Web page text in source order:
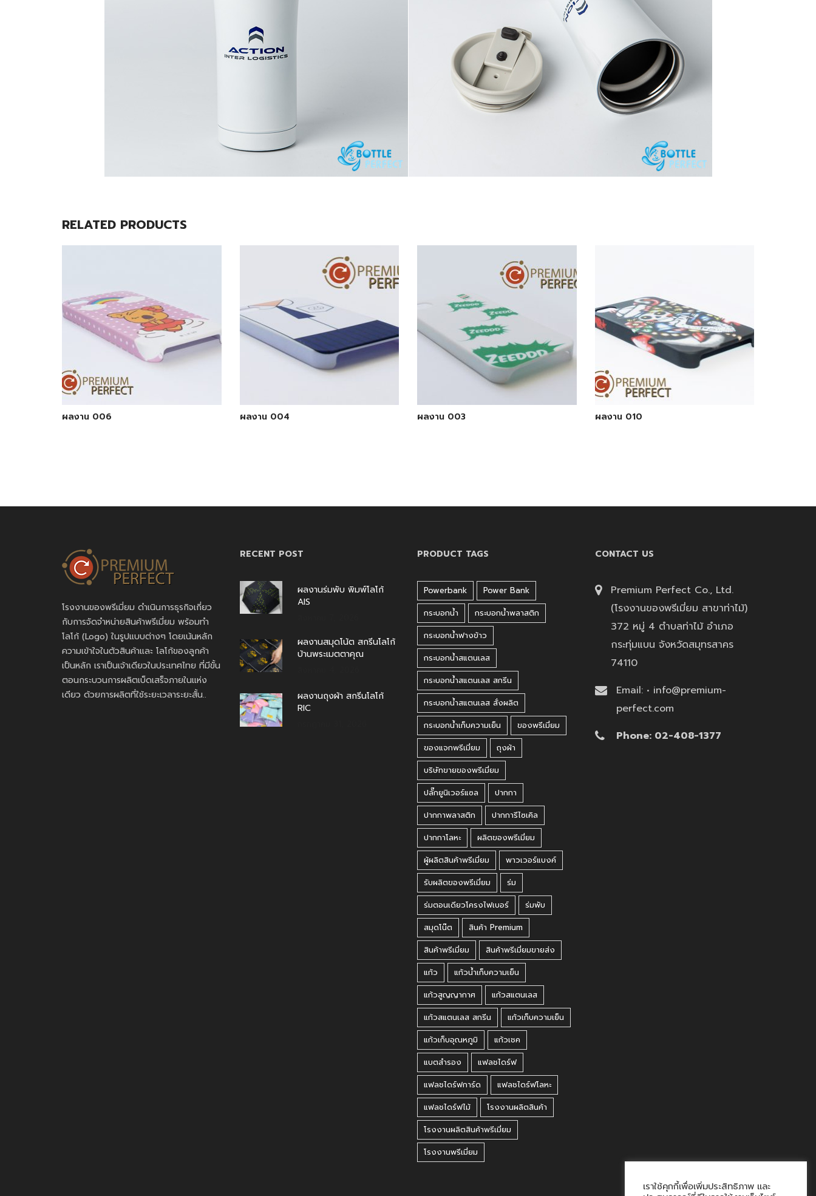
RELATED PRODUCTS
ผลงาน 006 ผลงาน 004 ผลงาน 003 ผลงาน 010
โรงงานของพรีเมี่ยม ดำเนินการธุรกิจเกี่ยว
กับการจัดจำหน่ายสินค้าพรีเมี่ยม พร้อมทำ
โลโก้ (Logo) ในรูปแบบต่างๆ โดยเน้นหลัก
ความเข้าใจในตัวสินค้าและ โลโก้ของลูกค้า
เป็นหลัก เราเป็นเจ้าเดียวในประเทศไทย ที่มีขั้น
ตอนกระบวนการผลิตเบ็ดเสร็จภายในแห่ง
เดียว ด้วยการผลิตที่ใช้ระยะเวลาระยะสั้น..
RECENT POST
ผลงานร่มพับ พิมพ์โลโก้
AIS
ผลงานสมุดโน้ต สกรีนโลโก้
บ้านพระเมตตาคุณ
ผลงานถุงผ้า สกรีนโลโก้
RIC
PRODUCT TAGS
Powerbank
Power Bank
กระบอกน้ำ
กระบอกน้ำพลาสติก
กระบอกน้ำฟางข้าว
กระบอกน้ำสแตนเลส
กระบอกน้ำสแตนเลส สกรีน
กระบอกน้ำสแตนเลส สั่งผลิต
กระบอกน้ำเก็บความเย็น
ของพรีเมี่ยม
ของแจกพรีเมี่ยม
ถุงผ้า
บริษัทขายของพรีเมี่ยม
ปลั๊กยูนิเวอร์แซล
ปากกา
ปากกาพลาสติก
ปากการีไซเคิล
ปากกาโลหะ
ผลิตของพรีเมี่ยม
ผู้ผลิตสินค้าพรีเมี่ยม
พาวเวอร์แบงค์
รับผลิตของพรีเมี่ยม
ร่ม
ร่มตอนเดียวโครงไฟเบอร์
ร่มพับ
สมุดโน๊ต
สินค้า Premium
สินค้าพรีเมี่ยม
สินค้าพรีเมี่ยมขายส่ง
แก้ว
แก้วน้ำเก็บความเย็น
แก้วสูญญากาศ
แก้วสแตนเลส
แก้วสแตนเลส สกรีน
แก้วเก็บความเย็น
แก้วเก็บอุณหภูมิ
แก้วเชค
แบตสำรอง
แฟลชไดร์ฟ
แฟลชไดร์ฟการ์ด
แฟลชไดร์ฟโลหะ
แฟลชไดร์ฟไม้
โรงงานผลิตสินค้า
โรงงานผลิตสินค้าพรีเมี่ยม
โรงงานพรีเมี่ยม
CONTACT US
Premium Perfect Co., Ltd.
(โรงงานของพรีเมี่ยม สาขาท่าไม้)
372 หมู่ 4 ตำบลท่าไม้ อำเภอ
กระทุ่มแบน จังหวัดสมุทรสาคร
74110
Email: • info@premium-
perfect.com
Phone: 02-408-1377
เราใช้คุกกี้เพื่อเพิ่มประสิทธิภาพ และ